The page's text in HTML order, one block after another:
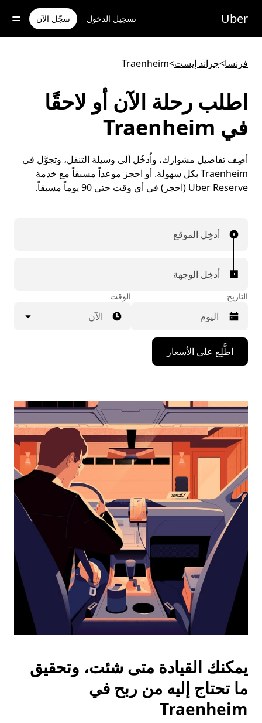
للوصول
المحتوى
Uber تسجيل الدخول سجّل الآن
فرنسا>جراند إيست>
Traenheim
اطلب رحلة الآن أو لاحقًا
في Traenheim
أضِف تفاصيل مشوارك، واُدخُل ألى وسيلة التنقل، وتجوَّل في
Traenheim بكل سهولة. أو احجز موعداً مسبقاً مع خدمة
Uber Reserve (احجز) في أي وقت حتى 90 يوماً مسبقاً.
أدخِل الموقع
أدخِل الوجهة
التاريخ
اضغط
على
مفتاح
للأسفل
لاستخدام
التقويم
التاريخ.
اضغط
على
زر
الخروج
لإغلاق
التقويم.
الوقت
الآن
اطَّلِع على الأسعار
يمكنك القيادة متى شئت، وتحقيق
ما تحتاج إليه من ربح في
Traenheim